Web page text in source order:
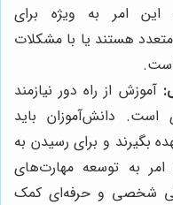
امر به ویژه برای
متعدد هستند یا با مشکلات
است.
آموزش از راه دور نیازمند
است. دانش‌آموزان باید
بگیرند و برای رسیدن به
به توسعه مهارت‌های
شخصی و حرفه‌ای کمک